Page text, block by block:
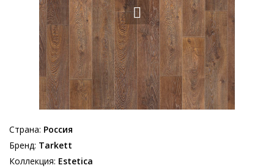
Страна: Россия
Бренд: Tarkett
Коллекция: Estetica